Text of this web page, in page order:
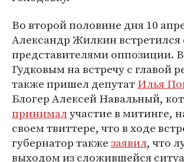
Во второй половине дня 10
Александр Жилкин встретился
представителями оппозиции.
Гудковым на встречу с главой
также пришел депутатИлья
Блогер Алексей Навальный,
принималучастие в митинге,
своем твиттере, что в ходе
губернатор такжезаявил, что
выходом из сложившейся